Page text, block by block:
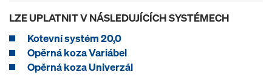
LZE UPLATNIT V NÁSLEDUJÍCÍCH SYSTÉMECH
Kotevní systém 20,0
Opěrná koza Variábel
Opěrná koza Univerzál